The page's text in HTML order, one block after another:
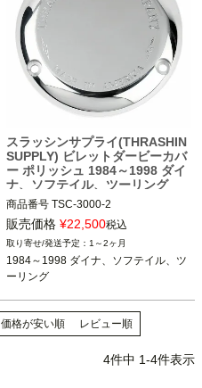
スラッシンサプライ(THRASHIN
SUPPLY) ビレットダービーカバ
ー ポリッシュ 1984～1998 ダイ
ナ、ソフテイル、ツーリング
商品番号 TSC-3000-2
3OT：1107-0584
1984～1998 ダイナ、ソフテイル、ツ
※ダービーカバー取付穴が3つ
Thrashin Supply（スラッシンサプラ
販売価格 ¥22,500税込
1～2ヶ月
1984～1998 ダイナ、ソフテイル、ツ
ーリング
価格が安い順 レビュー順
4件中 1-4件表示